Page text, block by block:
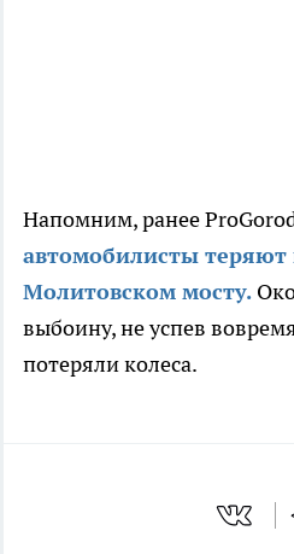
Напомним, ранее
автомобилисты теряют
Молитовском мосту.
выбоину, не успев
потеряли колеса.